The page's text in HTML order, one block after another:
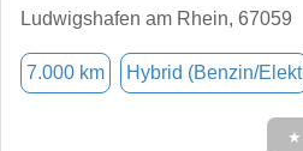
Ludwigshafen am Rhein, 67059
7.000 km Hybrid (Benzin/Elekt
★